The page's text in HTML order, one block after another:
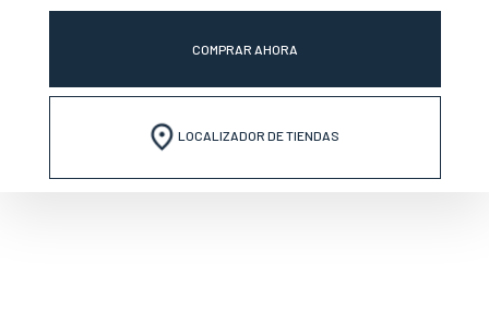
COMPRAR AHORA
LOCALIZADOR DE TIENDAS